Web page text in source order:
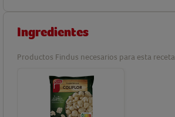
Ingredientes
Productos Findus necesarios para esta receta